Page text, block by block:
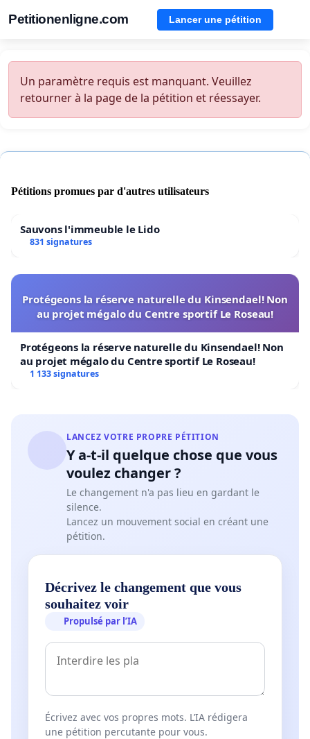
Petitionenligne.com Lancer une pétition
Un paramètre requis est manquant. Veuillez
retourner à la page de la pétition et réessayer.
Pétitions promues par d'autres utilisateurs
Sauvons l'immeuble le Lido
831 signatures
Protégeons la réserve naturelle du Kinsendael! Non
au projet mégalo du Centre sportif Le Roseau!
Protégeons la réserve naturelle du Kinsendael! Non
au projet mégalo du Centre sportif Le Roseau!
1 133 signatures
LANCEZ VOTRE PROPRE PÉTITION
Y a-t-il quelque chose que vous
voulez changer ?
Le changement n'a pas lieu en gardant le
silence.
Lancez un mouvement social en créant une
pétition.
Décrivez le changement que vous
souhaitez voir
Propulsé par l’IA
Écrivez avec vos propres mots. L’IA rédigera
une pétition percutante pour vous.